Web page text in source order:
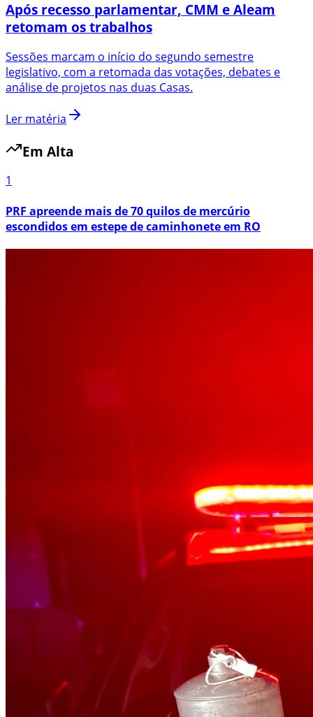
Após recesso parlamentar, CMM e Aleam
retomam os trabalhos
Sessões marcam o início do segundo semestre
legislativo, com a retomada das votações, debates e
análise de projetos nas duas Casas.
Ler matéria
Em Alta
1
PRF apreende mais de 70 quilos de mercúrio
escondidos em estepe de caminhonete em RO